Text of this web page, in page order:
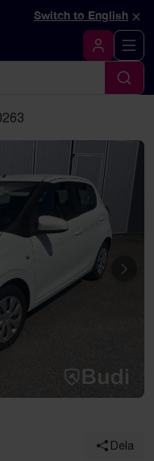
sida
Switch to English ×
Logga in
Sök
Dela